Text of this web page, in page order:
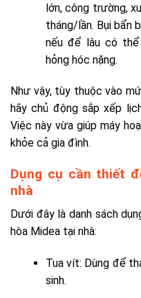
lớn, công trường,
tháng/lần. Bụi bẩn
nếu để lâu có
hỏng hóc nặng.
Như vậy, tùy thuộc vào
hãy chủ động sắp xếp
Việc này vừa giúp máy
khỏe cả gia đình.
Dụng cụ cần thiết
nhà
Dưới đây là danh sách
hòa Midea tại nhà:
Tua vít: Dùng để
sinh.